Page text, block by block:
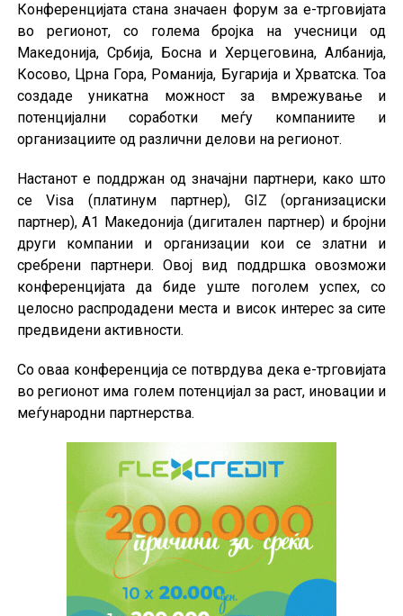
Конференцијата стана значаен форум за е-трговијата
во регионот, со голема бројка на учесници од
Македонија, Србија, Босна и Херцеговина, Албанија,
Косово, Црна Гора, Романија, Бугарија и Хрватска. Тоа
создаде уникатна можност за вмрежување и
потенцијални соработки меѓу компаниите и
организациите од различни делови на регионот.
Настанот е поддржан од значајни партнери, како што
се Visa (платинум партнер), GIZ (организациски
партнер), А1 Македонија (дигитален партнер) и бројни
други компании и организации кои се златни и
сребрени партнери. Овој вид поддршка овозможи
конференцијата да биде уште поголем успех, со
целосно распродадени места и висок интерес за сите
предвидени активности.
Со оваа конференција се потврдува дека е-трговијата
во регионот има голем потенцијал за раст, иновации и
меѓународни партнерства.